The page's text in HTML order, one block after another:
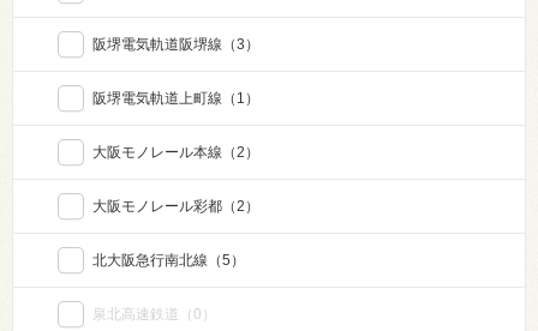
阪堺電気軌道阪堺線 （3）
阪堺電気軌道上町線 （1）
大阪モノレール本線 （2）
大阪モノレール彩都 （2）
北大阪急行南北線 （5）
泉北高速鉄道 （0）